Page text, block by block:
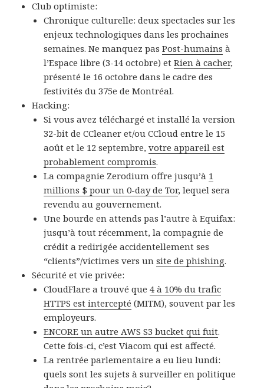
Club optimiste:
Chronique culturelle: deux spectacles sur les
enjeux technologiques dans les prochaines
semaines. Ne manquez pasPost-humains à
l’Espace libre (3-14 octobre) etRien à cacher,
présenté le 16 octobre dans le cadre des
festivités du 375e de Montréal.
Hacking:
Si vous avez téléchargé et installé la version
32-bit de CCleaner et/ou CCloud entre le 15
août et le 12 septembre,votre appareil est
probablement compromis.
La compagnie Zerodium offre jusqu’à 1
millions $ pour un 0-day de Tor, lequel sera
revendu au gouvernement.
Une bourde en attends pas l’autre à Equifax:
jusqu’à tout récemment, la compagnie de
crédit a redirigée accidentellement ses
“clients”/victimes vers unsite de phishing.
Sécurité et vie privée:
CloudFlare a trouvé que4 à 10% du trafic
HTTPS est intercepté (MITM), souvent par les
employeurs.
ENCORE un autre AWS S3 bucket qui fuit.
Cette fois-ci, c’est Viacom qui est affecté.
La rentrée parlementaire a eu lieu lundi:
quels sont les sujets à surveiller en politique